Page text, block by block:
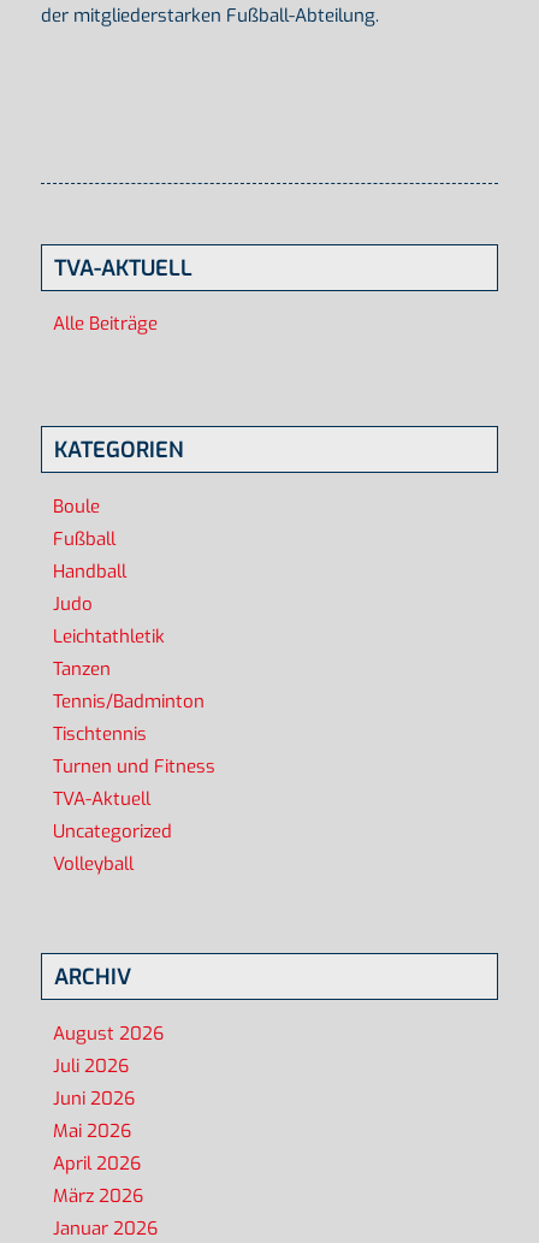
der mitgliederstarken Fußball-Abteilung.
TVA-AKTUELL
Alle Beiträge
KATEGORIEN
Boule
Fußball
Handball
Judo
Leichtathletik
Tanzen
Tennis/Badminton
Tischtennis
Turnen und Fitness
TVA-Aktuell
Uncategorized
Volleyball
ARCHIV
August 2026
Juli 2026
Juni 2026
Mai 2026
April 2026
März 2026
Januar 2026